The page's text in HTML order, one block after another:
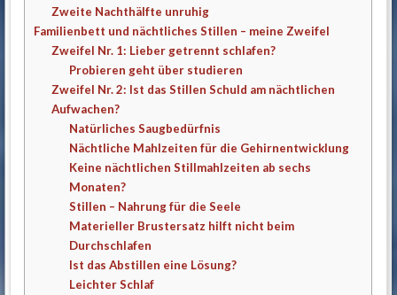
Zweite Nachthälfte unruhig
Familienbett und nächtliches Stillen – meine Zweifel
Zweifel Nr. 1: Lieber getrennt schlafen?
Probieren geht über studieren
Zweifel Nr. 2: Ist das Stillen Schuld am nächtlichen
Aufwachen?
Natürliches Saugbedürfnis
Nächtliche Mahlzeiten für die Gehirnentwicklung
Keine nächtlichen Stillmahlzeiten ab sechs
Monaten?
Stillen – Nahrung für die Seele
Materieller Brustersatz hilft nicht beim
Durchschlafen
Ist das Abstillen eine Lösung?
Leichter Schlaf